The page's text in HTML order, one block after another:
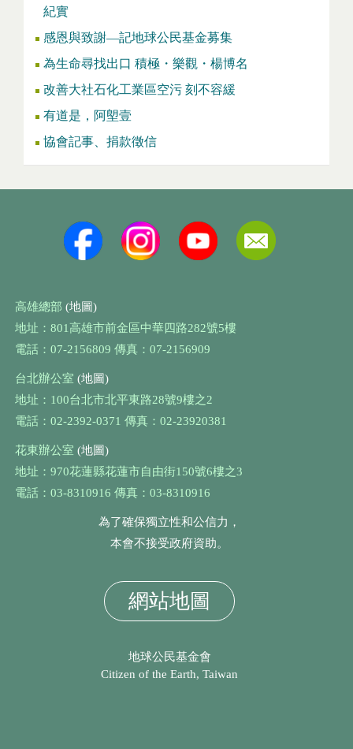
紀實
感恩與致謝—記地球公民基金募集
為生命尋找出口 積極・樂觀・楊博名
改善大社石化工業區空污 刻不容緩
有道是，阿塱壹
協會記事、捐款徵信
高雄總部 (地圖)
地址：801高雄市前金區中華四路282號5樓
電話：07-2156809 傳真：07-2156909
台北辦公室 (地圖)
地址：100台北市北平東路28號9樓之2
電話：02-2392-0371 傳真：02-23920381
花東辦公室 (地圖)
地址：970花蓮縣花蓮市自由街150號6樓之3
電話：03-8310916 傳真：03-8310916
為了確保獨立性和公信力，
本會不接受政府資助。
網站地圖
地球公民基金會
Citizen of the Earth, Taiwan